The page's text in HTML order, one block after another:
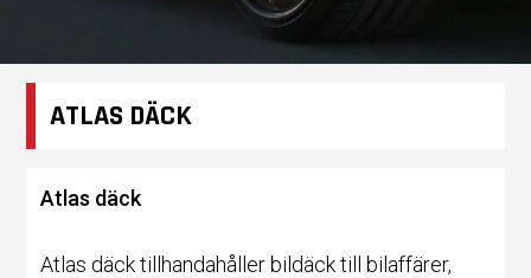
ATLAS DÄCK
Atlas däck
Atlas däck tillhandahåller bildäck till bilaffärer,